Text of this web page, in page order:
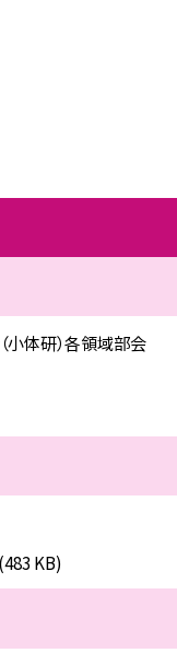
体研）各領域部会
(483 KB)